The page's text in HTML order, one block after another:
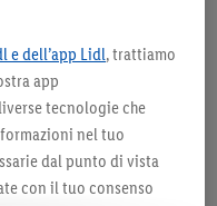
prezzi senza decorazioni. I
non fanno sempre parte
e dell’app Lidl, trattiamo
app
tecnologie che
nel tuo
dal punto di vista
con il tuo consenso